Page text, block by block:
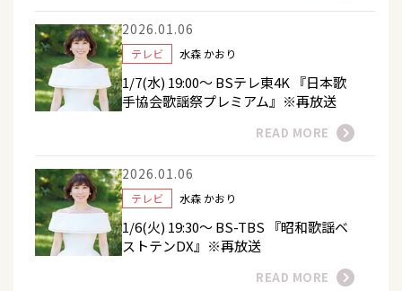
2026.01.06
テレビ 水森 かおり
1/7(水) 19:00～ BSテレ東4K 『日本歌
手協会歌謡祭プレミアム』※再放送
READ MORE
2026.01.06
テレビ 水森 かおり
1/6(火) 19:30～ BS-TBS 『昭和歌謡ベ
ストテンDX』※再放送
READ MORE